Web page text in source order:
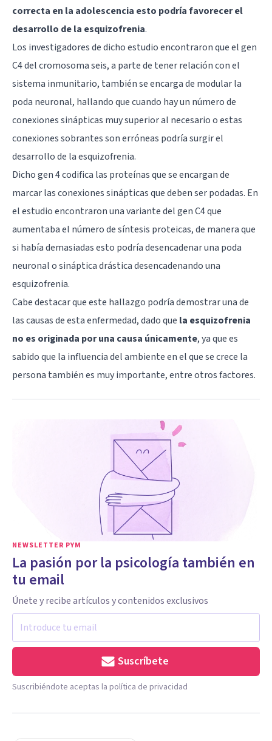
correcta en la adolescencia esto podría favorecer el
desarrollo de la esquizofrenia.
Los investigadores de dicho estudio encontraron que el gen
C4 del cromosoma seis, a parte de tener relación con el
sistema inmunitario, también se encarga de modular la
poda neuronal, hallando que cuando hay un número de
conexiones sinápticas muy superior al necesario o estas
conexiones sobrantes son erróneas podría surgir el
desarrollo de la esquizofrenia.
Dicho gen 4 codifica las proteínas que se encargan de
marcar las conexiones sinápticas que deben ser podadas. En
el estudio encontraron una variante del gen C4 que
aumentaba el número de síntesis proteicas, de manera que
si había demasiadas esto podría desencadenar una poda
neuronal o sináptica drástica desencadenando una
esquizofrenia.
Cabe destacar que este hallazgo podría demostrar una de
las causas de esta enfermedad, dado que la esquizofrenia
no es originada por una causa únicamente, ya que es
sabido que la influencia del ambiente en el que se crece la
persona también es muy importante, entre otros factores.
NEWSLETTER PYM
La pasión por la psicología también en
tu email
Únete y recibe artículos y contenidos exclusivos
Suscríbete
Suscribiéndote aceptas la política de privacidad